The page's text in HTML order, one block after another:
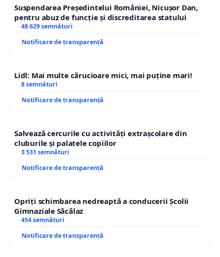
Suspendarea Președintelui României, Nicușor Dan,
pentru abuz de funcție și discreditarea statului
48 629 semnături
Notificare de transparență
Lidl: Mai multe cărucioare mici, mai puține mari!
8 semnături
Notificare de transparență
Salvează cercurile cu activități extrașcolare din
cluburile și palatele copiilor
3 531 semnături
Notificare de transparență
Opriți schimbarea nedreaptă a conducerii Școlii
Gimnaziale Săcălaz
454 semnături
Notificare de transparență